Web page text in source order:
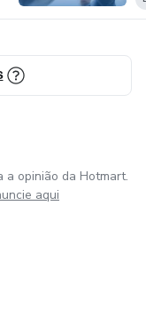
opinião da Hotmart.
aqui